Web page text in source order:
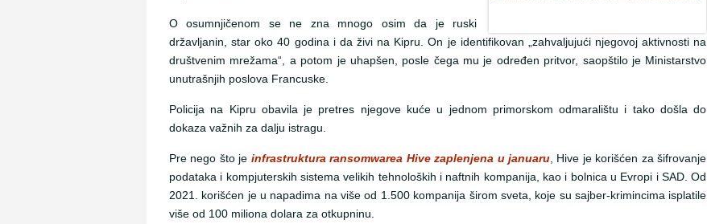
O osumnjičenom se ne zna mnogo osim da je ruski
državljanin, star oko 40 godina i da živi na Kipru. On je identifikovan „zahvaljujući njegovoj aktivnosti na
društvenim mrežama“, a potom je uhapšen, posle čega mu je određen pritvor, saopštilo je Ministarstvo
unutrašnjih poslova Francuske.
Policija na Kipru obavila je pretres njegove kuće u jednom primorskom odmaralištu i tako došla do
dokaza važnih za dalju istragu.
Pre nego što je infrastruktura ransomwarea Hive zaplenjena u januaru, Hive je korišćen za šifrovanje
podataka i kompjuterskih sistema velikih tehnoloških i naftnih kompanija, kao i bolnica u Evropi i SAD. Od
2021. korišćen je u napadima na više od 1.500 kompanija širom sveta, koje su sajber-krimincima isplatile
više od 100 miliona dolara za otkupninu.